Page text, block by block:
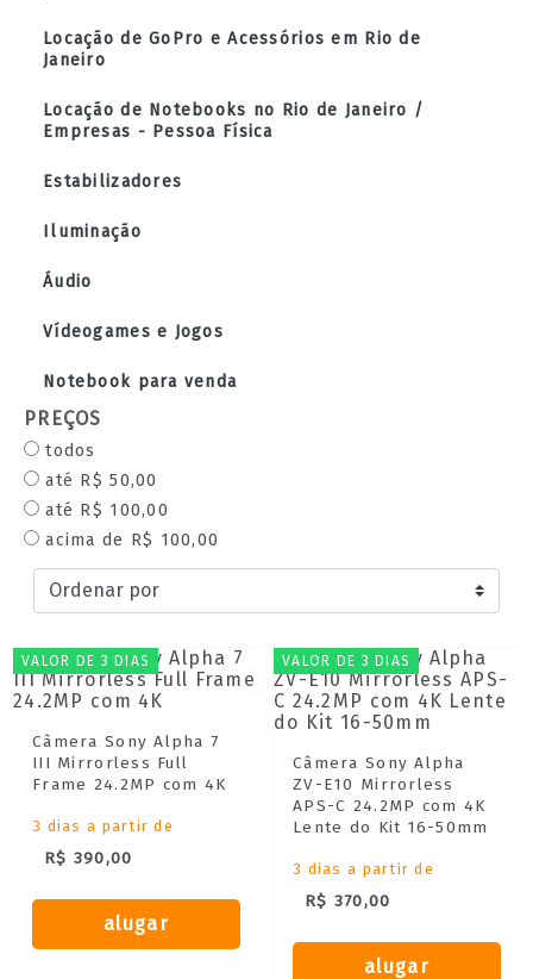
Locação de GoPro e Acessórios em Rio de
Janeiro
Locação de Notebooks no Rio de Janeiro /
Empresas - Pessoa Física
Estabilizadores
Iluminação
Áudio
Vídeogames e Jogos
Notebook para venda
PREÇOS
todos
até R$ 50,00
até R$ 100,00
acima de R$ 100,00
VALOR DE 3 DIAS
Câmera Sony Alpha 7
III Mirrorless Full
Frame 24.2MP com 4K
3 dias a partir de
R$ 390,00
alugar
VALOR DE 3 DIAS
Câmera Sony Alpha
ZV-E10 Mirrorless
APS-C 24.2MP com 4K
Lente do Kit 16-50mm
3 dias a partir de
R$ 370,00
alugar